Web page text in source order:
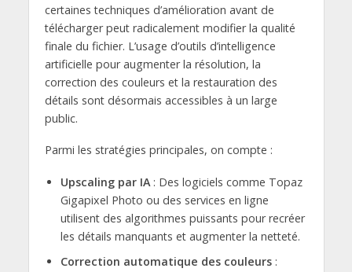
certaines techniques d’amélioration avant de
télécharger peut radicalement modifier la qualité
finale du fichier. L’usage d’outils d’intelligence
artificielle pour augmenter la résolution, la
correction des couleurs et la restauration des
détails sont désormais accessibles à un large
public.
Parmi les stratégies principales, on compte :
Upscaling par IA: Des logiciels comme Topaz
Gigapixel Photo ou des services en ligne
utilisent des algorithmes puissants pour recréer
les détails manquants et augmenter la netteté.
Correction automatique des couleurs: